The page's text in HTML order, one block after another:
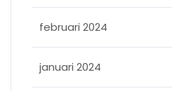
februari 2024
januari 2024